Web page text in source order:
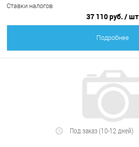
Ставки налогов
37 110 руб. / шт
Подробнее
Под заказ (10-12 дней)